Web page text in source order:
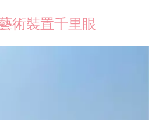
術裝置千里眼